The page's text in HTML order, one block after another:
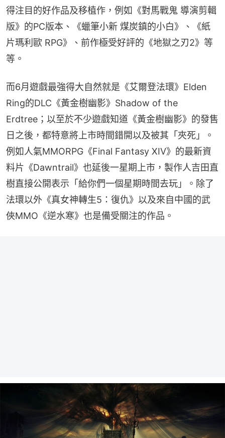
得注目的好作品及移植作，例如《對馬戰鬼 導演剪輯
版》的PC版本、《蠟筆小新 煤炭鎮的小白》、《紙
片瑪利歐 RPG》、前作極受好評的《地獄之刃2》等
等。
而6月遊戲最強得大自然就是《艾爾登法環》Elden
Ring的DLC《黃金樹幽影》Shadow of the
Erdtree；以至於不少遊戲知道《黃金樹幽影》的發售
日之後，都特意將上市時間錯開以及被其「夾死」。
例如人氣MMORPG《Final Fantasy XIV》的最新資
料片《Dawntrail》也延後一星期上市，製作人吉田直
樹直接公開表示「給你們一個星期時間去玩」。除了
法環以外《真女神轉生5：復仇》以及來自中國的武
俠MMO《逆水寒》也是備受關注的作品。